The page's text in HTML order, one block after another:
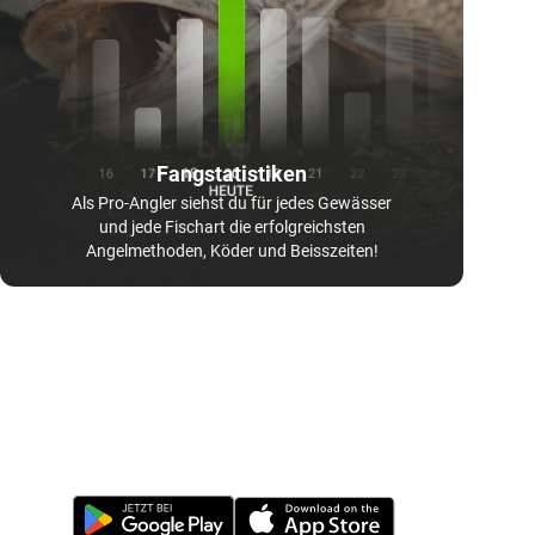
Fangstatistiken
Als Pro-Angler siehst du für jedes Gewässer
und jede Fischart die erfolgreichsten
Angelmethoden, Köder und Beisszeiten!